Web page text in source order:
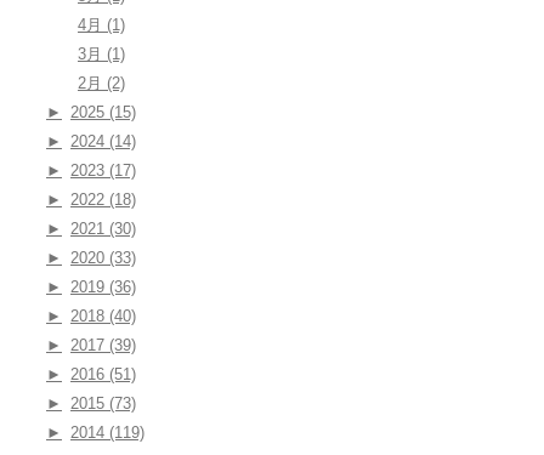
4月 (1)
3月 (1)
2月 (2)
►
2025 (15)
►
2024 (14)
►
2023 (17)
►
2022 (18)
►
2021 (30)
►
2020 (33)
►
2019 (36)
►
2018 (40)
►
2017 (39)
►
2016 (51)
►
2015 (73)
►
2014 (119)